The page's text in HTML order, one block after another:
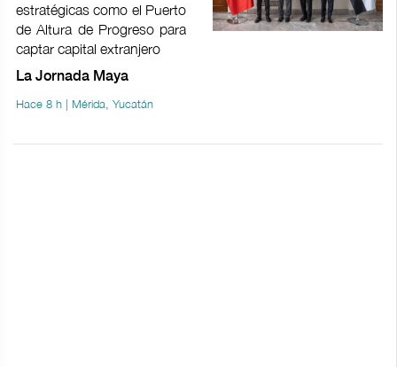
estratégicas como el Puerto
de Altura de Progreso para
captar capital extranjero
La Jornada Maya
Hace 8 h | Mérida, Yucatán